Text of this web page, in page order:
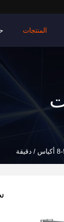
المنتجات